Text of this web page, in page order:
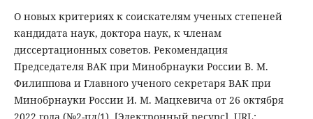
О новых критериях к соискателям ученых степеней
кандидата наук, доктора наук, к членам
диссертационных советов. Рекомендация
Председателя ВАК при Минобрнауки России В. М.
Филиппова и Главного ученого секретаря ВАК при
Минобрнауки России И. М. Мацкевича от 26 октября